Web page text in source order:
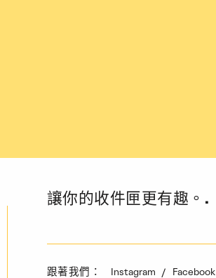
讓你的收件匣更有趣。.
驗證碼
跟著我們： Instagram Facebook